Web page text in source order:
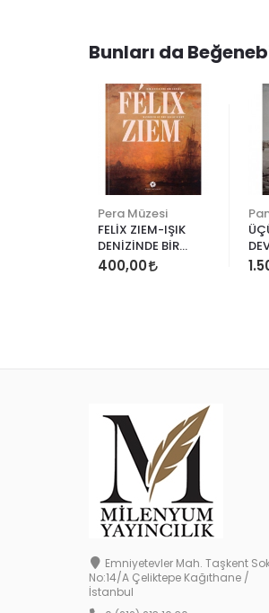
Bunları da
Pera Müzesi
FELİX ZIEM-IŞIK
DENİZİNDE BİR
GEZGİN
400,00
Emniyetevler Mah. Taşkent
No:14/A Çeliktepe Kağıthane /
İstanbul